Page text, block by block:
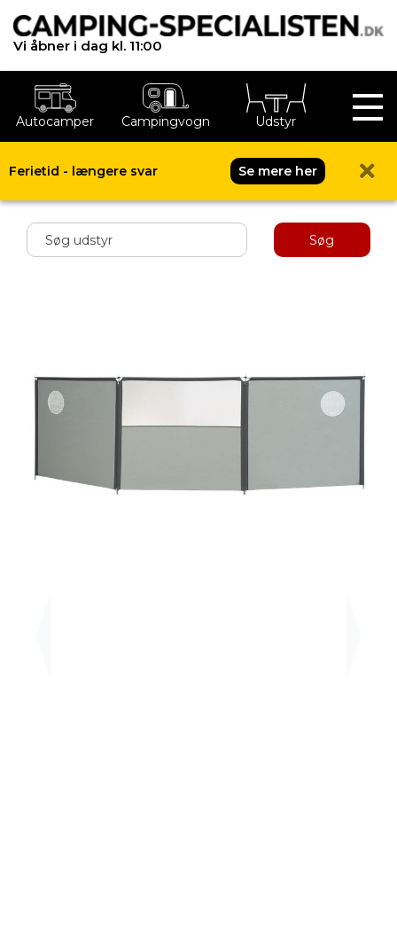
Vi åbner i dag kl. 11:00
Autocamper Campingvogn Udstyr
Ferietid - længere svar
Se mere her
Søg